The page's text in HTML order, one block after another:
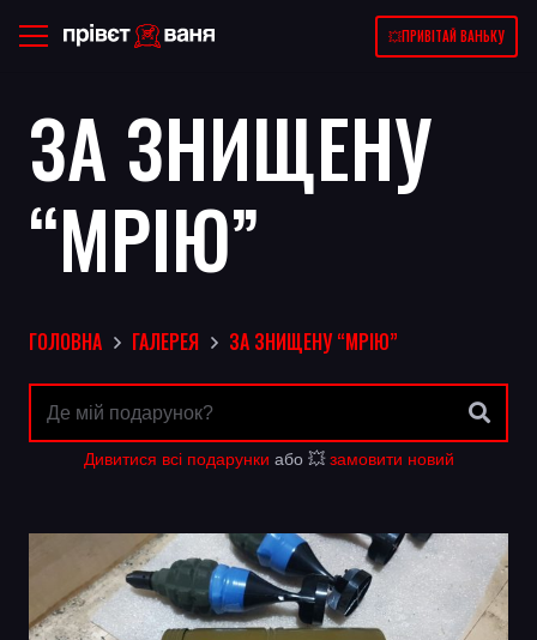
💥ПРИВІТАЙ ВАНЬКУ
ЗА ЗНИЩЕНУ
“МРІЮ”
ГОЛОВНА ГАЛЕРЕЯ ЗА ЗНИЩЕНУ “МРІЮ”
Дивитися всі подарунки або 💥замовити новий